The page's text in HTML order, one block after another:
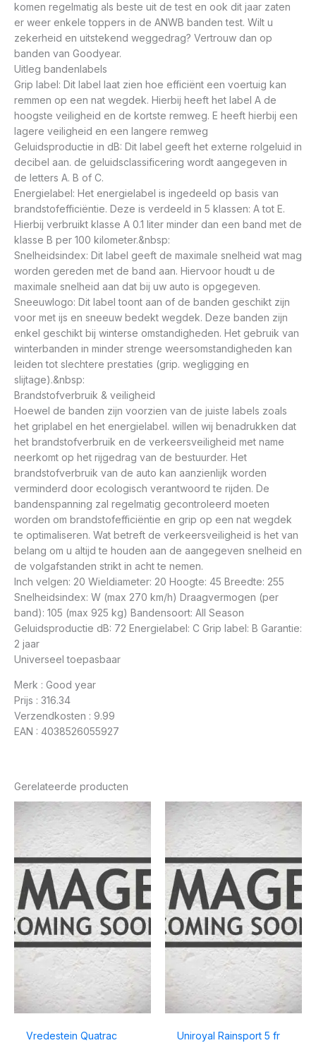
komen regelmatig als beste uit de test en ook dit jaar zaten
er weer enkele toppers in de ANWB banden test. Wilt u
zekerheid en uitstekend weggedrag? Vertrouw dan op
banden van Goodyear.
Uitleg bandenlabels
Grip label: Dit label laat zien hoe efficiënt een voertuig kan
remmen op een nat wegdek. Hierbij heeft het label A de
hoogste veiligheid en de kortste remweg. E heeft hierbij een
lagere veiligheid en een langere remweg
Geluidsproductie in dB: Dit label geeft het externe rolgeluid in
decibel aan. de geluidsclassificering wordt aangegeven in
de letters A. B of C.
Energielabel: Het energielabel is ingedeeld op basis van
brandstofefficiëntie. Deze is verdeeld in 5 klassen: A tot E.
Hierbij verbruikt klasse A 0.1 liter minder dan een band met de
klasse B per 100 kilometer.&nbsp:
Snelheidsindex: Dit label geeft de maximale snelheid wat mag
worden gereden met de band aan. Hiervoor houdt u de
maximale snelheid aan dat bij uw auto is opgegeven.
Sneeuwlogo: Dit label toont aan of de banden geschikt zijn
voor met ijs en sneeuw bedekt wegdek. Deze banden zijn
enkel geschikt bij winterse omstandigheden. Het gebruik van
winterbanden in minder strenge weersomstandigheden kan
leiden tot slechtere prestaties (grip. wegligging en
slijtage).&nbsp:
Brandstofverbruik & veiligheid
Hoewel de banden zijn voorzien van de juiste labels zoals
het griplabel en het energielabel. willen wij benadrukken dat
het brandstofverbruik en de verkeersveiligheid met name
neerkomt op het rijgedrag van de bestuurder. Het
brandstofverbruik van de auto kan aanzienlijk worden
verminderd door ecologisch verantwoord te rijden. De
bandenspanning zal regelmatig gecontroleerd moeten
worden om brandstofefficiëntie en grip op een nat wegdek
te optimaliseren. Wat betreft de verkeersveiligheid is het van
belang om u altijd te houden aan de aangegeven snelheid en
de volgafstanden strikt in acht te nemen.
Inch velgen: 20 Wieldiameter: 20 Hoogte: 45 Breedte: 255
Snelheidsindex: W (max 270 km/h) Draagvermogen (per
band): 105 (max 925 kg) Bandensoort: All Season
Geluidsproductie dB: 72 Energielabel: C Grip label: B Garantie:
2 jaar
Universeel toepasbaar
Merk : Good year
Prijs : 316.34
Verzendkosten : 9.99
EAN : 4038526055927
Gerelateerde producten
Vredestein Quatrac
Uniroyal Rainsport 5 fr